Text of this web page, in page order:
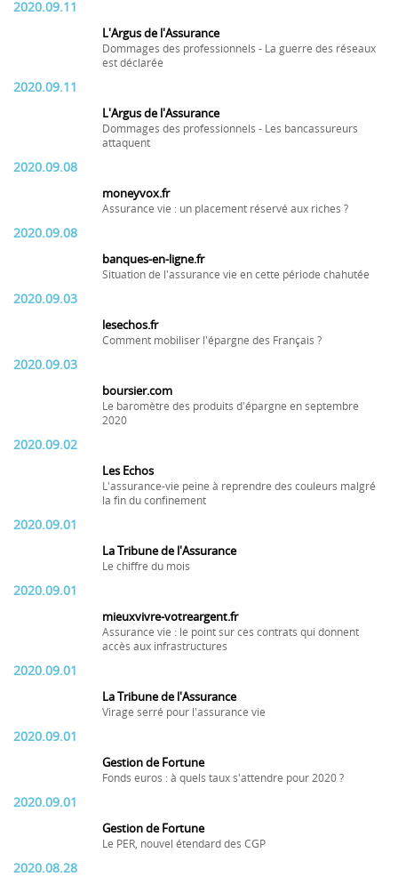
2020.09.11
L'Argus de l'Assurance
Dommages des professionnels - La guerre des réseaux
est déclarée
2020.09.11
L'Argus de l'Assurance
Dommages des professionnels - Les bancassureurs
attaquent
2020.09.08
moneyvox.fr
Assurance vie : un placement réservé aux riches ?
2020.09.08
banques-en-ligne.fr
Situation de l'assurance vie en cette période chahutée
2020.09.03
lesechos.fr
Comment mobiliser l'épargne des Français ?
2020.09.03
boursier.com
Le baromètre des produits d'épargne en septembre
2020
2020.09.02
Les Echos
L'assurance-vie peine à reprendre des couleurs malgré
la fin du confinement
2020.09.01
La Tribune de l'Assurance
Le chiffre du mois
2020.09.01
mieuxvivre-votreargent.fr
Assurance vie : le point sur ces contrats qui donnent
accès aux infrastructures
2020.09.01
La Tribune de l'Assurance
Virage serré pour l'assurance vie
2020.09.01
Gestion de Fortune
Fonds euros : à quels taux s'attendre pour 2020 ?
2020.09.01
Gestion de Fortune
Le PER, nouvel étendard des CGP
2020.08.28